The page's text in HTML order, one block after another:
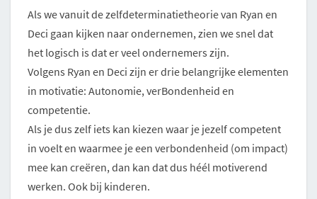
Als we vanuit de zelfdeterminatietheorie van Ryan en
Deci gaan kijken naar ondernemen, zien we snel dat
het logisch is dat er veel ondernemers zijn.
Volgens Ryan en Deci zijn er drie belangrijke elementen
in motivatie: Autonomie, verBondenheid en
competentie.
Als je dus zelf iets kan kiezen waar je jezelf competent
in voelt en waarmee je een verbondenheid (om impact)
mee kan creëren, dan kan dat dus héél motiverend
werken. Ook bij kinderen.